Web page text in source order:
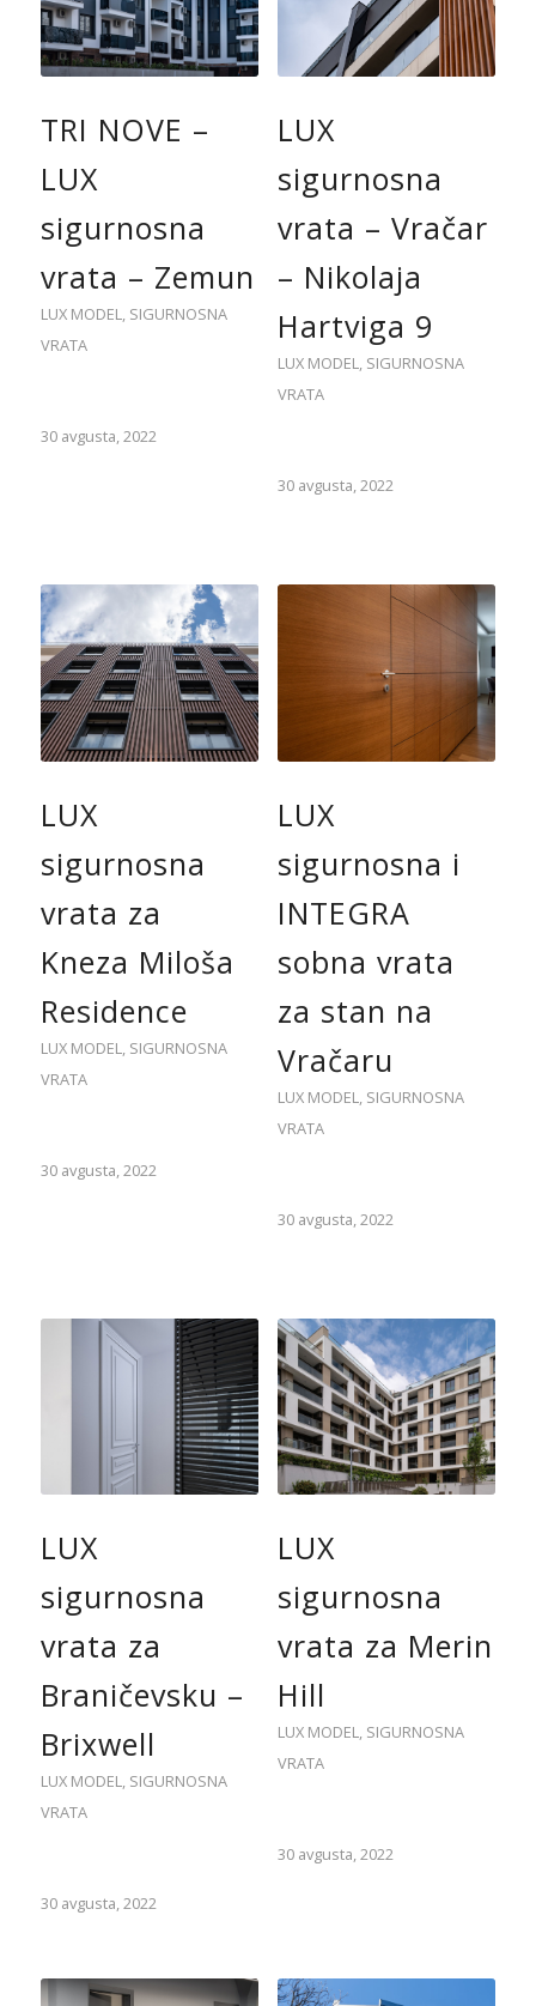
TRI NOVE –
LUX
sigurnosna
vrata – Zemun
LUX MODEL, SIGURNOSNA
VRATA
30 avgusta, 2022
LUX
sigurnosna
vrata – Vračar
– Nikolaja
Hartviga 9
LUX MODEL, SIGURNOSNA
VRATA
30 avgusta, 2022
LUX
sigurnosna
vrata za
Kneza Miloša
Residence
LUX MODEL, SIGURNOSNA
VRATA
30 avgusta, 2022
LUX
sigurnosna i
INTEGRA
sobna vrata
za stan na
Vračaru
LUX MODEL, SIGURNOSNA
VRATA
30 avgusta, 2022
LUX
sigurnosna
vrata za
Braničevsku –
Brixwell
LUX MODEL, SIGURNOSNA
VRATA
30 avgusta, 2022
LUX
sigurnosna
vrata za Merin
Hill
LUX MODEL, SIGURNOSNA
VRATA
30 avgusta, 2022